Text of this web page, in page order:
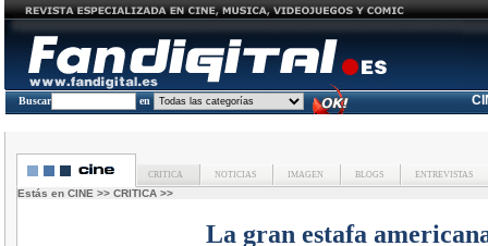
Buscar en
CRITICA NOTICIAS IMAGEN BLOGS ENTREVISTAS
Estás en CINE >> CRITICA >>
La gran estafa